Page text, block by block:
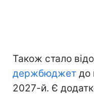
Також стало
держбюджет до
2027-й. Є